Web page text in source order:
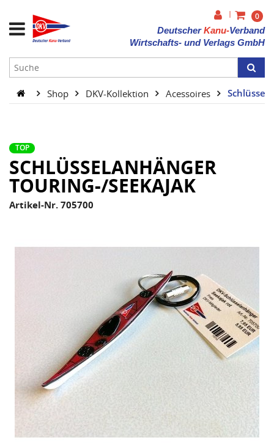
|
0
DeutscherKanu-Verband
Wirtschafts- und Verlags GmbH
Shop DKV-Kollektion Acessoires
TOP
SCHLÜSSELANHÄNGER
TOURING-/SEEKAJAK
Artikel-Nr. 705700